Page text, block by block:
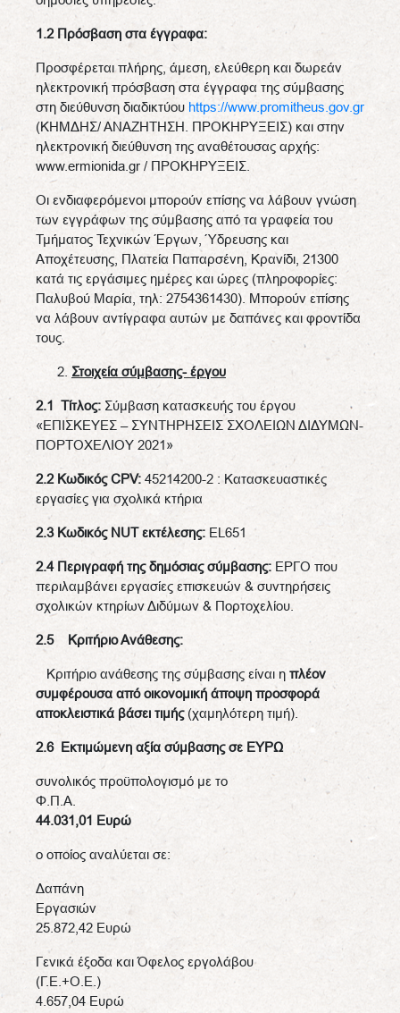
1.2 Πρόσβαση στα έγγραφα:
Προσφέρεται πλήρης, άμεση, ελεύθερη και δωρεάν
ηλεκτρονική πρόσβαση στα έγγραφα της σύμβασης
στη διεύθυνση διαδικτύου https://www.promitheus.gov.gr
(ΚΗΜΔΗΣ/ ΑΝΑΖΗΤΗΣΗ. ΠΡΟΚΗΡΥΞΕΙΣ) και στην
ηλεκτρονική διεύθυνση της αναθέτουσας αρχής:
www.ermionida.gr / ΠΡΟΚΗΡΥΞΕΙΣ.
Οι ενδιαφερόμενοι μπορούν επίσης να λάβουν γνώση
των εγγράφων της σύμβασης από τα γραφεία του
Τμήματος Τεχνικών Έργων, Ύδρευσης και
Αποχέτευσης, Πλατεία Παπαρσένη, Κρανίδι, 21300
κατά τις εργάσιμες ημέρες και ώρες (πληροφορίες:
Παλυβού Μαρία, τηλ: 2754361430). Μπορούν επίσης
να λάβουν αντίγραφα αυτών με δαπάνες και φροντίδα
τους.
Στοιχεία σύμβασης- έργου
2.1 Τίτλος: Σύμβαση κατασκευής του έργου
«ΕΠΙΣΚΕΥΕΣ – ΣΥΝΤΗΡΗΣΕΙΣ ΣΧΟΛΕΙΩΝ ΔΙΔΥΜΩΝ-
ΠΟΡΤΟΧΕΛΙΟΥ 2021»
2.2 ΚωδικόςCPV: 45214200-2 : Κατασκευαστικές
εργασίες για σχολικά κτήρια
2.3 Κωδικός NUTεκτέλεσης: EL651
2.4 Περιγραφή της δημόσιας σύμβασης: ΕΡΓΟ που
περιλαμβάνει εργασίες επισκευών & συντηρήσεις
σχολικών κτηρίων Διδύμων & Πορτοχελίου.
2.5 Κριτήριο Ανάθεσης:
Κριτήριο ανάθεσης της σύμβασης είναι η πλέον
συμφέρουσα από οικονομική άποψη προσφορά
αποκλειστικά βάσει τιμής(χαμηλότερη τιμή).
2.6 Εκτιμώμενη αξία σύμβασης σε ΕΥΡΩ
συνολικός προϋπολογισμό με το
44.031,01 Ευρώ
ο οποίος αναλύεται σε:
Δαπάνη
25.872,42 Ευρώ
Γενικά έξοδα και Όφελος εργολάβου
4.657,04 Ευρώ